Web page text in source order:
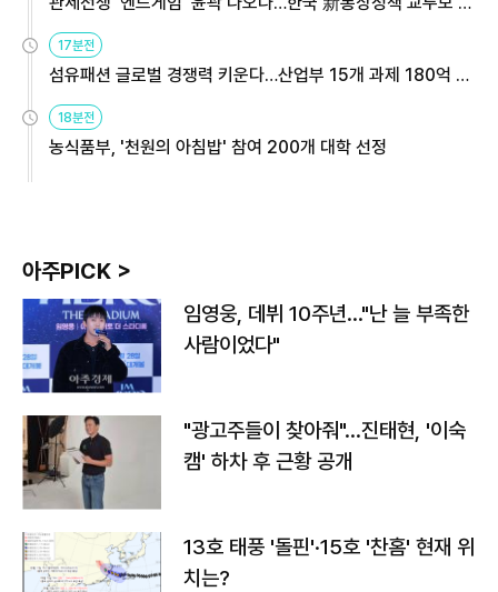
17분전
섬유패션 글로벌 경쟁력 키운다…산업부 15개 과제 180억 지
18분전
농식품부, '천원의 아침밥' 참여 200개 대학 선정
아주PICK >
임영웅, 데뷔 10주년…"난 늘 부족한
사람이었다"
"광고주들이 찾아줘"…진태현, '이숙
캠' 하차 후 근황 공개
13호 태풍 '돌핀'·15호 '찬홈' 현재 위
치는?